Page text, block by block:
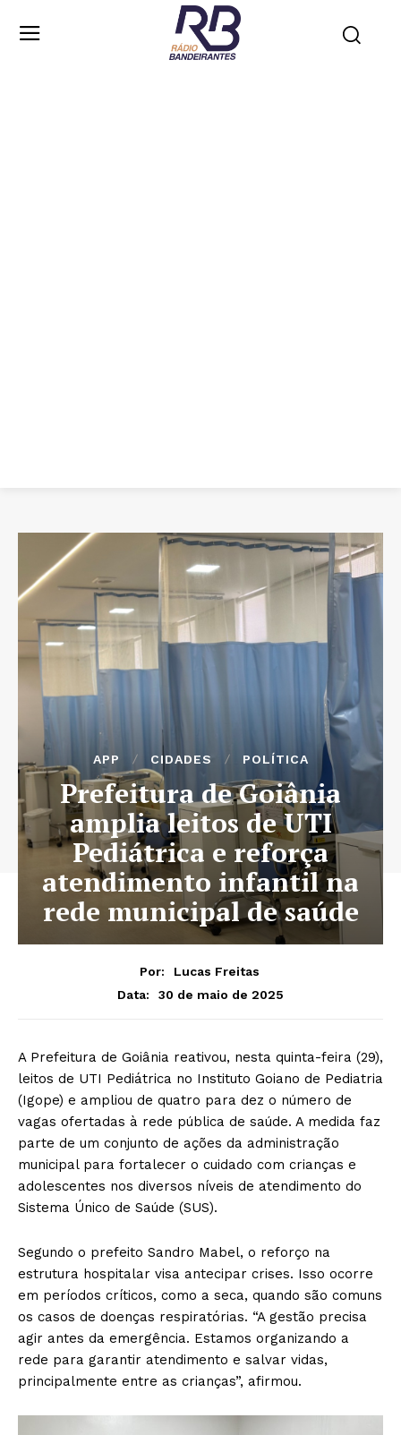
APP CIDADES POLÍTICA
Prefeitura de Goiânia
amplia leitos de UTI
Pediátrica e reforça
atendimento infantil na
rede municipal de saúde
Por:
Lucas Freitas
Data:
30 de maio de 2025
A Prefeitura de Goiânia reativou, nesta quinta-feira (29),
leitos de UTI Pediátrica no Instituto Goiano de Pediatria
(Igope) e ampliou de quatro para dez o número de
vagas ofertadas à rede pública de saúde. A medida faz
parte de um conjunto de ações da administração
municipal para fortalecer o cuidado com crianças e
adolescentes nos diversos níveis de atendimento do
Sistema Único de Saúde (SUS).
Segundo o prefeito Sandro Mabel, o reforço na
estrutura hospitalar visa antecipar crises. Isso ocorre
em períodos críticos, como a seca, quando são comuns
os casos de doenças respiratórias. “A gestão precisa
agir antes da emergência. Estamos organizando a
rede para garantir atendimento e salvar vidas,
principalmente entre as crianças”, afirmou.